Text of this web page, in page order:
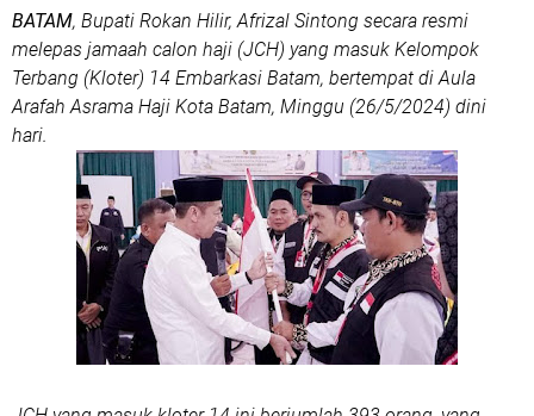
BATAM, Bupati Rokan Hilir, Afrizal Sintong secara resmi
melepas jamaah calon haji (JCH) yang masuk Kelompok
Terbang (Kloter) 14 Embarkasi Batam, bertempat di Aula
Arafah Asrama Haji Kota Batam, Minggu (26/5/2024) dini
hari.